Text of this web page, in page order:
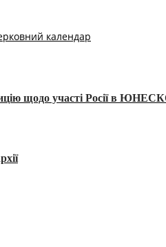
календар
щодо участі Росії в